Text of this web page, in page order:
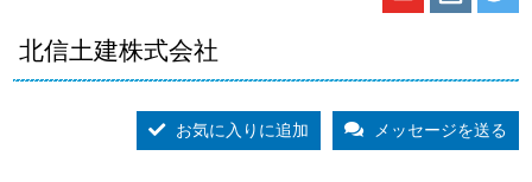
北信土建株式会社
お気に入りに追加 メッセージを送る